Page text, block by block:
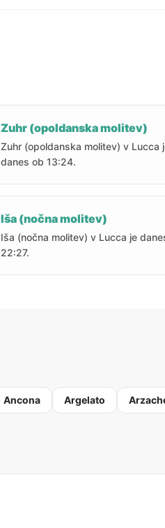
Zuhr (opoldanska molitev)
Zuhr (opoldanska molitev) v Lucca
danes ob 13:24.
Iša (nočna molitev)
Iša (nočna molitev) v Lucca je
22:27.
Ancona Argelato